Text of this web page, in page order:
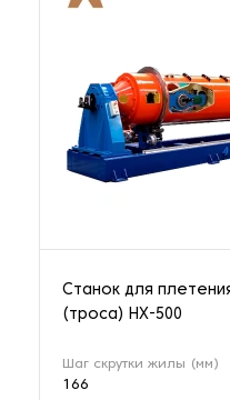
Станок для
(троса) HX-500
Шаг скрутки жилы (мм)
166